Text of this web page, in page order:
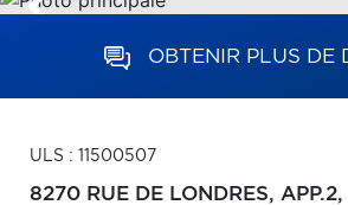
OBTENIR PLUS DE
ULS : 11500507
8270 RUE DE LONDRES, APP.2,